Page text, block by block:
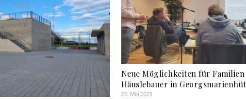
Neue Möglichkeiten für Familien
Häuslebauer in
26. Mai 2023